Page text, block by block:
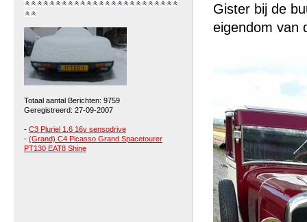
Totaal aantal Berichten: 9759
Geregistreerd: 27-09-2007
- C3 Pluriel 1.6 16v sensodrive
- (Grand) C4 Picasso Grand Spacetourer
PT130 EAT8 Shine
Gister bij de
eigendom van